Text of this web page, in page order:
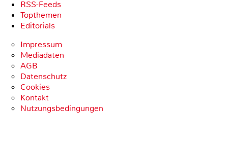
RSS-Feeds
Topthemen
Editorials
Impressum
Mediadaten
AGB
Datenschutz
Cookies
Kontakt
Nutzungsbedingungen